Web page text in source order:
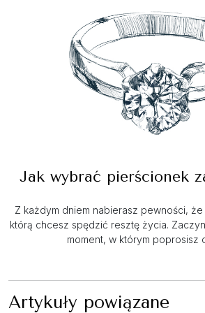
Jak wybrać pierścionek
Z każdym dniem nabierasz pewności,
którą chcesz spędzić resztę życia.
moment, w którym poprosisz
Artykuły powiązane